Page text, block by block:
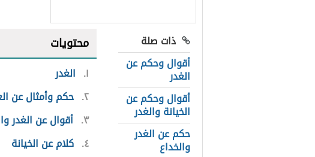
ذات صلة
أقوال وحكم عن
الغدر
أقوال وحكم عن
الخيانة والغدر
حكم عن الغدر
والخداع
محتويات
١ الغدر
٢ حكم وأمثال عن
٣ أقوال عن الغدر
٤ كلام عن الخيانة